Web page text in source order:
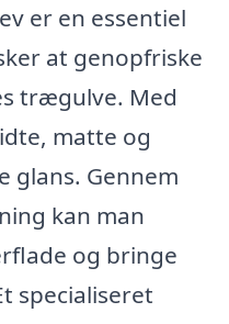
er en essentiel
at genopfriske
trægulve. Med
matte og
glans. Gennem
kan man
og bringe
specialiseret